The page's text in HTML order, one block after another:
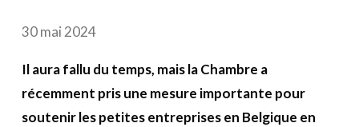
30 mai 2024
Il aura fallu du temps, mais la Chambre a
récemment pris une mesure importante pour
soutenir les petites entreprises en Belgique en
Become a member Account